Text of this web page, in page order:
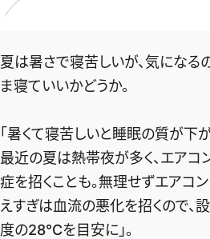
夏は暑さで寝苦しいが、気になる
ま寝ていいかどうか。
「暑くて寝苦しいと睡眠の質が下
最近の夏は熱帯夜が多く、エアコ
症を招くことも。無理せずエアコ
えすぎは血流の悪化を招くので、
度の28℃を目安に」。